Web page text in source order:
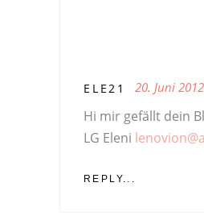
ELE21 20. Juni 2012
Hi mir gefällt dein
LG Eleni
REPLY...